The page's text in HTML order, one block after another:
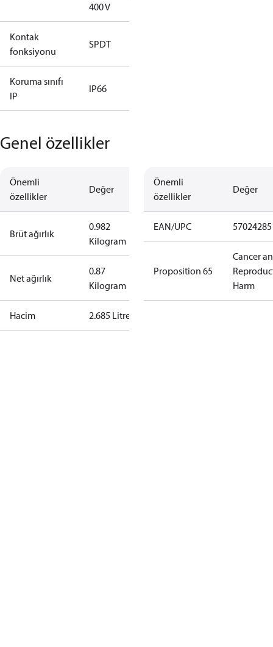
400 V
Kontak
fonksiyonu
SPDT
Koruma sınıfı
IP
IP66
Genel özellikler
Önemli
özellikler
Değer
Brüt ağırlık
0.982
Kilogram
Net ağırlık
0.87
Kilogram
Hacim 2.685 Litre
Önemli
özellikler
Değer
EAN/UPC
Proposition 65
Cancer
Harm